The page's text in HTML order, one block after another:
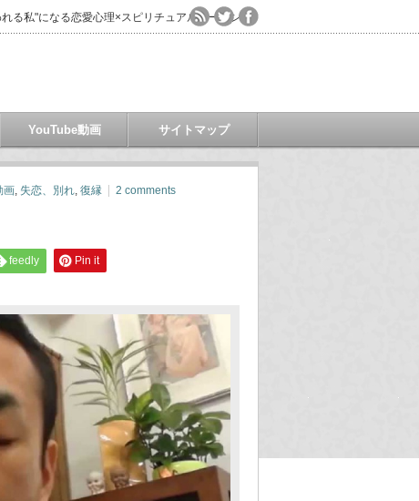
る私"になる恋愛心理×スピリチュアルコーチング
YouTube動画 サイトマップ
画, 失恋、別れ, 復縁 2 comments
feedly Pin it